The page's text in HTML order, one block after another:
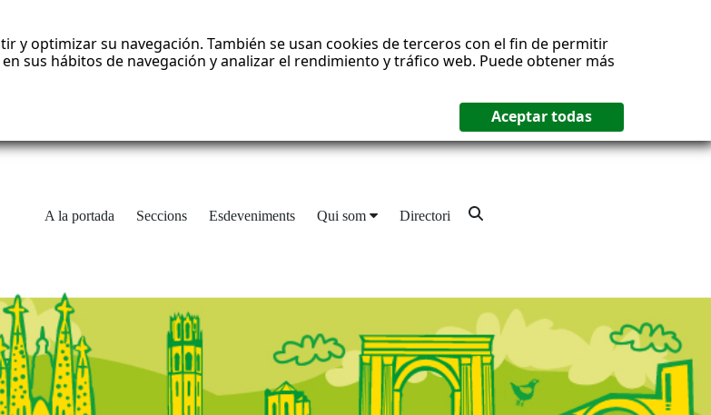
y optimizar su navegación. También se usan cookies de terceros con el fin de permitir
sus hábitos de navegación y analizar el rendimiento y tráfico web. Puede obtener más
A la portada Seccions Esdeveniments Qui som Directori